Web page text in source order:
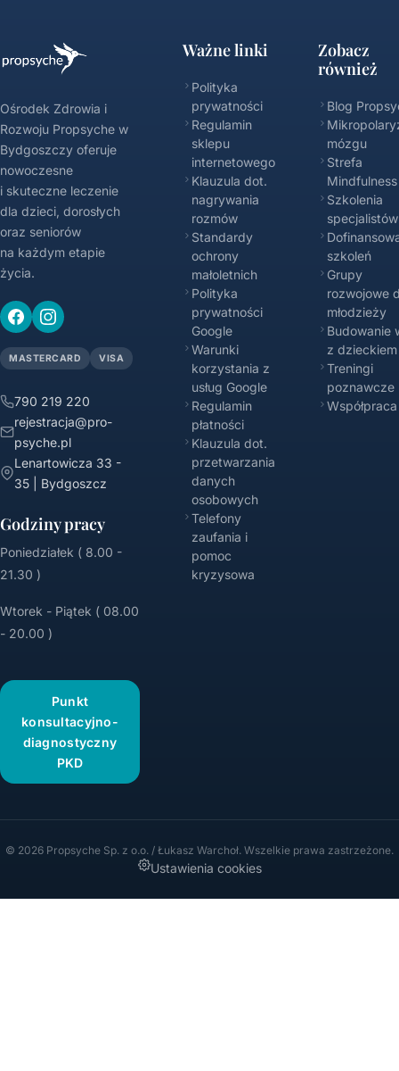
Ośrodek Zdrowia i
Rozwoju Propsyche w
Bydgoszczy oferuje
nowoczesne
i skuteczne leczenie
dla dzieci, dorosłych
oraz seniorów
na każdym etapie
życia.
MASTERCARD VISA
790 219 220
rejestracja@pro-
psyche.pl
Lenartowicza 33 -
35 | Bydgoszcz
Godziny pracy
Poniedziałek ( 8.00 -
21.30 )
Wtorek - Piątek ( 08.00
- 20.00 )
Punkt
konsultacyjno-
diagnostyczny
PKD
Ważne linki
Polityka
prywatności
Regulamin
sklepu
internetowego
Klauzula dot.
nagrywania
rozmów
Standardy
ochrony
małoletnich
Polityka
prywatności
Google
Warunki
korzystania z
usług Google
Regulamin
płatności
Klauzula dot.
przetwarzania
danych
osobowych
Telefony
zaufania i
pomoc
kryzysowa
Zobacz
również
Blog
mózgu
Strefa
Mindfulness
Szkolenia
specjalistów
szkoleń
Grupy
rozwojowe
młodzieży
Budowanie
z dzieckiem
Treningi
poznawcze
Współpraca
© 2026 Propsyche Sp. z o.o. / Łukasz Warchoł. Wszelkie prawa zastrzeżone.
Ustawienia cookies